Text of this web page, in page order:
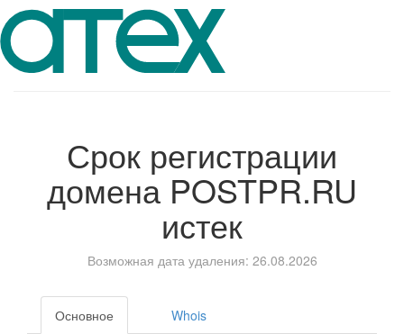
Срок регистрации
домена POSTPR.RU
истек
Возможная дата удаления: 26.08.2026
Основное Whois